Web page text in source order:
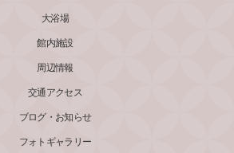
大浴場
館内施設
周辺情報
交通アクセス
ブログ・お知らせ
フォトギャラリー